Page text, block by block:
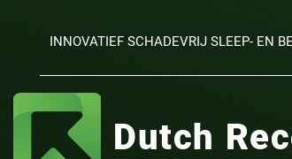
INNOVATIEF SCHADEVRIJ SLEEP- EN
Dutch